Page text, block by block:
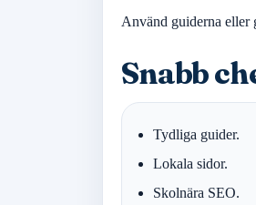
Använd guiderna eller
Snabb
Tydliga guider.
Lokala sidor.
Skolnära SEO.